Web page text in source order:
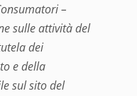
–
sulle attività del
dei
e della
sul sito del